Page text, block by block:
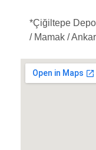
*Çiğiltepe
/ Mamak /